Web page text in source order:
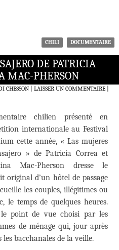
CHILI DOCUMENTAIRE
DE PATRICIA
MAC-PHERSON
CHESSON LAISSER UN COMMENTAIRE|
chilien présenté en
internationale au Festival
cette année, « Las mujeres
» de Patricia Correa et
Mac-Pherson dresse le
original d’un hôtel de passage
les couples, illégitimes ou
le temps de quelques heures.
point de vue choisi par les
de ménage qui, jour après
bacchanales de la veille.